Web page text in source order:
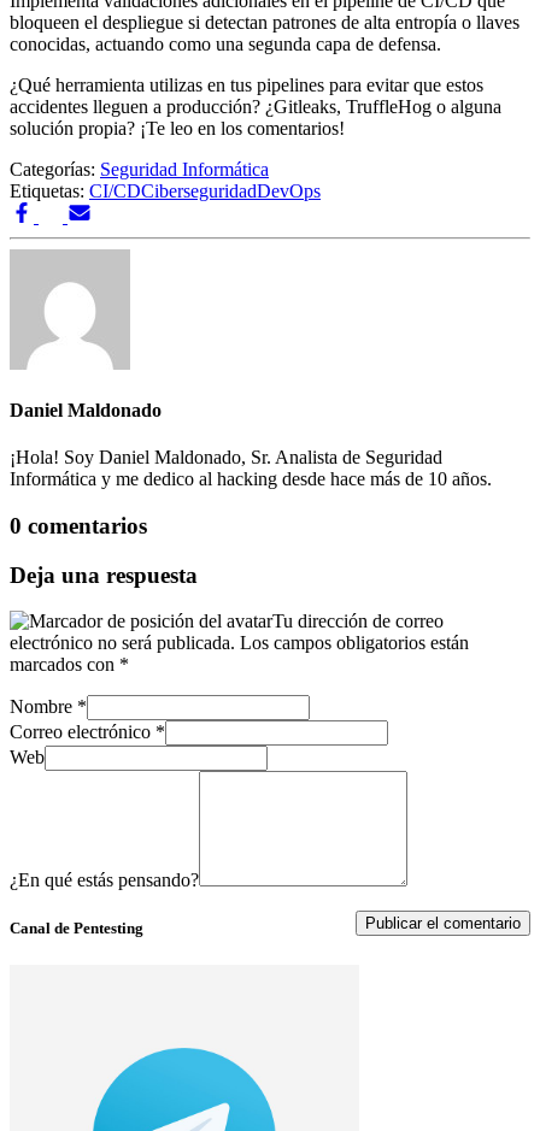
bloqueen el despliegue si detectan patrones de alta entropía o llaves
conocidas, actuando como una segunda capa de defensa.
¿Qué herramienta utilizas en tus pipelines para evitar que estos
accidentes lleguen a producción? ¿Gitleaks, TruffleHog o alguna
solución propia? ¡Te leo en los comentarios!
Categorías: Seguridad Informática
Etiquetas: CI/CDCiberseguridadDevOps
Daniel Maldonado
¡Hola! Soy Daniel Maldonado, Sr. Analista de Seguridad
Informática y me dedico al hacking desde hace más de 10 años.
0 comentarios
Deja una respuesta
Tu dirección de correo
electrónico no será publicada. Los campos obligatorios están
marcados con *
Nombre *
Correo electrónico *
Web
¿En qué estás pensando?
Canal de Pentesting